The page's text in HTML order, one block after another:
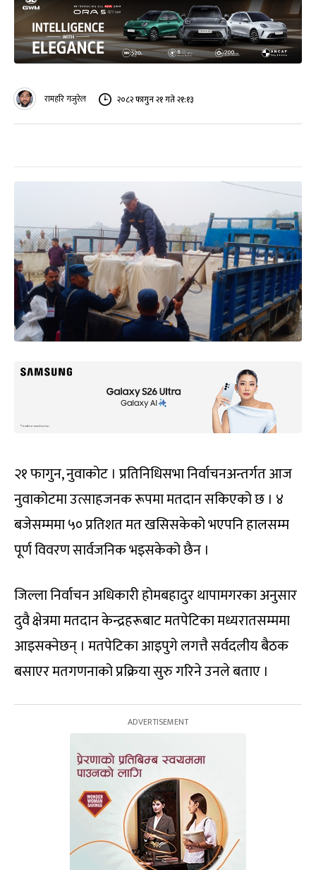
रामहरि गजुरेल २०८२ फागुन २१ गते २१:१३
२१ फागुन, नुवाकोट । प्रतिनिधिसभा निर्वाचनअन्तर्गत आज
नुवाकोटमा उत्साहजनक रूपमा मतदान सकिएको छ । ४
बजेसम्ममा ५० प्रतिशत मत खसिसकेको भएपनि हालसम्म
पूर्ण विवरण सार्वजनिक भइसकेको छैन ।
जिल्ला निर्वाचन अधिकारी होमबहादुर थापामगरका अनुसार
दुवै क्षेत्रमा मतदान केन्द्रहरूबाट मतपेटिका मध्यरातसम्ममा
आइसक्नेछन् । मतपेटिका आइपुगे लगत्तै सर्वदलीय बैठक
बसाएर मतगणनाको प्रक्रिया सुरु गरिने उनले बताए ।